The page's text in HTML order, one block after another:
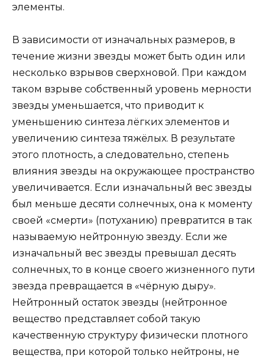
элементы.
В зависимости от изначальных размеров, в
течение жизни звезды может быть один или
несколько взрывов сверхновой. При каждом
таком взрыве собственный уровень мерности
звезды уменьшается, что приводит к
уменьшению синтеза лёгких элементов и
увеличению синтеза тяжёлых. В результате
этого плотность, а следовательно, степень
влияния звезды на окружающее пространство
увеличивается. Если изначальный вес звезды
был меньше десяти солнечных, она к моменту
своей «смерти» (потуханию) превратится в так
называемую нейтронную звезду. Если же
изначальный вес звезды превышал десять
солнечных, то в конце своего жизненного пути
звезда превращается в «чёрную дыру».
Нейтронный остаток звезды (нейтронное
вещество представляет собой такую
качественную структуру физически плотного
вещества, при которой только нейтроны, не